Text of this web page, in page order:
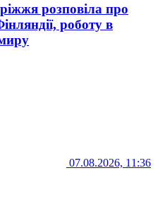
розповіла про
роботу в
07.08.2026, 11:36